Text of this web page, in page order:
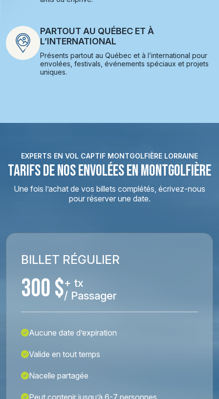
PARTOUT AU QUÉBEC ET À
L’INTERNATIONAL
Présents partout au Québec et à l’international pour
envolées, festivals, événements spéciaux et projets
uniques.
EXPERTS EN VOL CAPTIF MONTGOLFIÈRE LORRAINE
TARIFS DE NOS ENVOLÉES EN MONTGOLFIÈRE
Une fois l’achat de vos billets complétés, écrivez-nous
pour réserver une date.
BILLET RÉGULIER
300 $+ tx
/ Passager
Aucune date d’expiration
Valide en tout temps
Nacelle partagée
Peut contenir jusqu’à 6-7 personnes